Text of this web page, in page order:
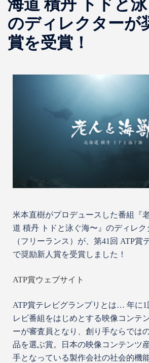
海道 積丹 トドと泳
のディレクターが
賞を受賞！
米本直樹がプロデュースした番組『
道 積丹 トドと泳ぐ海〜』のディレ
（フリーランス）が、第41回 ATP賞
で奨励新人賞を受賞しました！
ATP賞ウェブサイト
ATP賞テレビグランプリとは… 年に
レビ番組をはじめとする映像コンテ
ーが審査員となり、創り手ならでは
品を選ぶ賞。日本の映像コンテンツ
手となっている製作会社の社会的機